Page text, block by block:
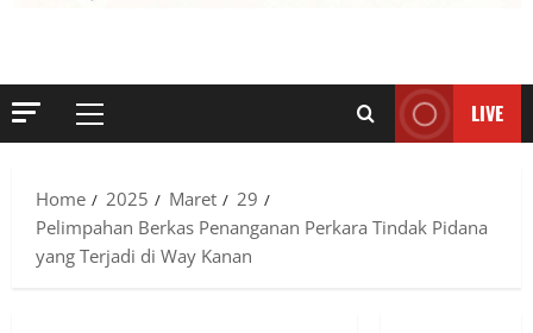
Primary
LIVE
Home 2025 Maret
29
Pelimpahan Berkas Penanganan Perkara Tindak Pidana
yang Terjadi di Way Kanan